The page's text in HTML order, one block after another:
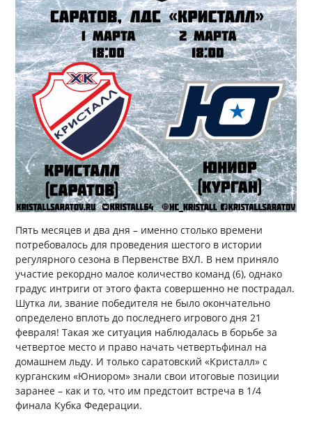
Пять месяцев и два дня – именно столько времени
потребовалось для проведения шестого в истории
регулярного сезона в Первенстве ВХЛ. В нем приняло
участие рекордно малое количество команд (6), однако
градус интриги от этого факта совершенно не пострадал.
Шутка ли, звание победителя не было окончательно
определено вплоть до последнего игрового дня 21
февраля! Такая же ситуация наблюдалась в борьбе за
четвертое место и право начать четвертьфинал на
домашнем льду. И только саратовский «Кристалл» с
курганским «Юниором» знали свои итоговые позиции
заранее – как и то, что им предстоит встреча в 1/4
финала Кубка Федерации.